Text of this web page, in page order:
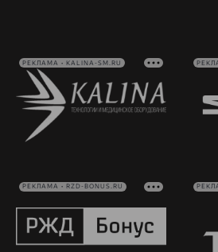
РЕКЛАМА • KALINA-SM.RU
РЕКЛАМА • RZD-BONUS.RU